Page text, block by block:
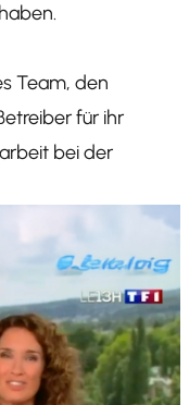
Team, den
für ihr
bei der